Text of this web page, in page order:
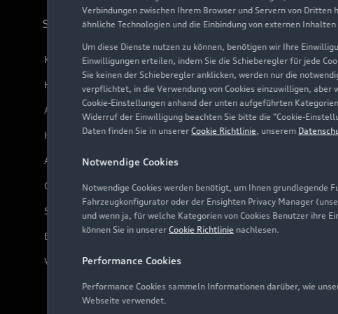
Verbindungen zwischen Ihrem Browser und Servern von
ähnliche Technologien und die Einbindung von externen
Um diese Dienste nutzen zu können, benötigen wir Ihre
Einwilligungen erteilen, indem Sie die Schieberegler für jede
Sie keinen der Schieberegler anklicken, werden nur die
verpflichtet, in die Verwendung von Cookies einzuwilligen,
Cookie-Einstellungen anhand der unten aufgeführten
Widerruf der Einwilligung beachten Sie bitte die "Cookie-
Daten finden Sie in unsererCookie Richtlinie, unserem
Notwendige Cookies
Notwendige Cookies werden benötigt, um Ihnen grundlegende
Fahrzeugkonfigurator oder der Ensighten Privacy Manager
und wenn ja, für welche Kategorien von Cookies Benutzer ihre
können Sie in unsererCookie Richtlinie nachlesen.
Performance Cookies
Performance Cookies sammeln Informationen darüber, wie
Webseite verwendet.
Support
Kundenservice
Händlersuche
Audi Code
Häufige Fragen (FAQ)
Audi Online Beratung
Online-Terminvereinbarung
Servicekontakt
Bordbuch & Bedienungsanleitungen
Verträge kündigen